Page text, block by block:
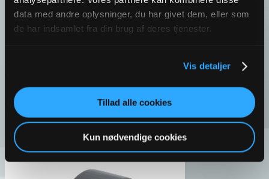
data med andre oplysninger, du har givet dem, eller som
de har indsamlet fra din brug af deres tjenester.
Vis detaljer
Tillad alle cookies
Kun nødvendige cookies
Læs mere
Login / Opret konto